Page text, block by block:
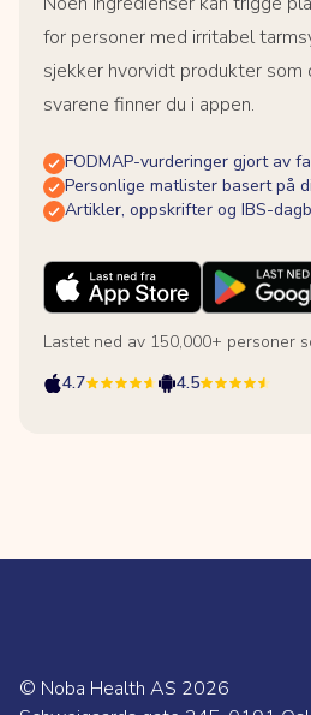
for personer med irritabel
sjekker hvorvidt produkter som
svarene finner du i appen.
FODMAP-vurderinger gjort av
Personlige matlister basert på
Artikler, oppskrifter og IBS-
Lastet ned av 150,000+ personer
4.7
4.5
© Noba Health AS 2026